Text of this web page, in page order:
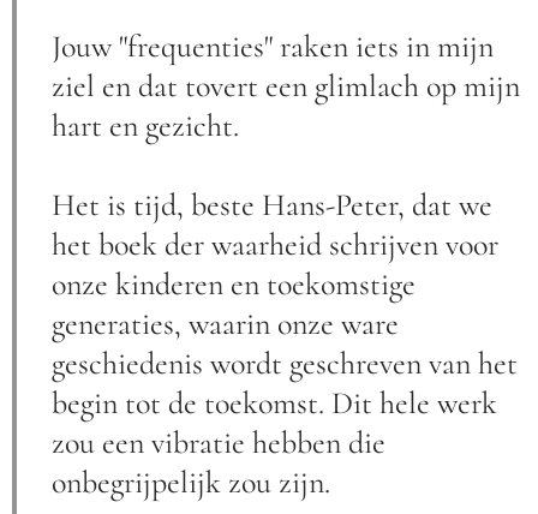
Jouw "frequenties" raken iets in mijn
ziel en dat tovert een glimlach op mijn
hart en gezicht.
Het is tijd, beste Hans-Peter, dat we
het boek der waarheid schrijven voor
onze kinderen en toekomstige
generaties, waarin onze ware
geschiedenis wordt geschreven van het
begin tot de toekomst. Dit hele werk
zou een vibratie hebben die
onbegrijpelijk zou zijn.